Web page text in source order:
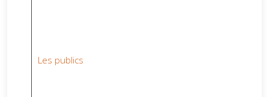
Les publics